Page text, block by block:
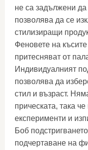
не са задължени да
позволява да се
стилизиращи
Феновете на
притесняват от
Индивидуалният
позволява да
стил и възраст.
прическата, така
експерименти и
Боб
подчертаване на